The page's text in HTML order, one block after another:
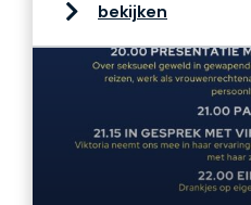
bekijken